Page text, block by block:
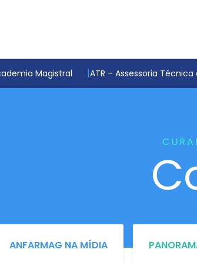
Magistral ATR – Assessoria
ANFARMAG NA MÍDIA